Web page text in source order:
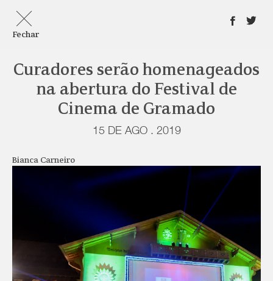
Fechar
Curadores serão homenageados
na abertura do Festival de
Cinema de Gramado
15 DE AGO . 2019
Bianca Carneiro